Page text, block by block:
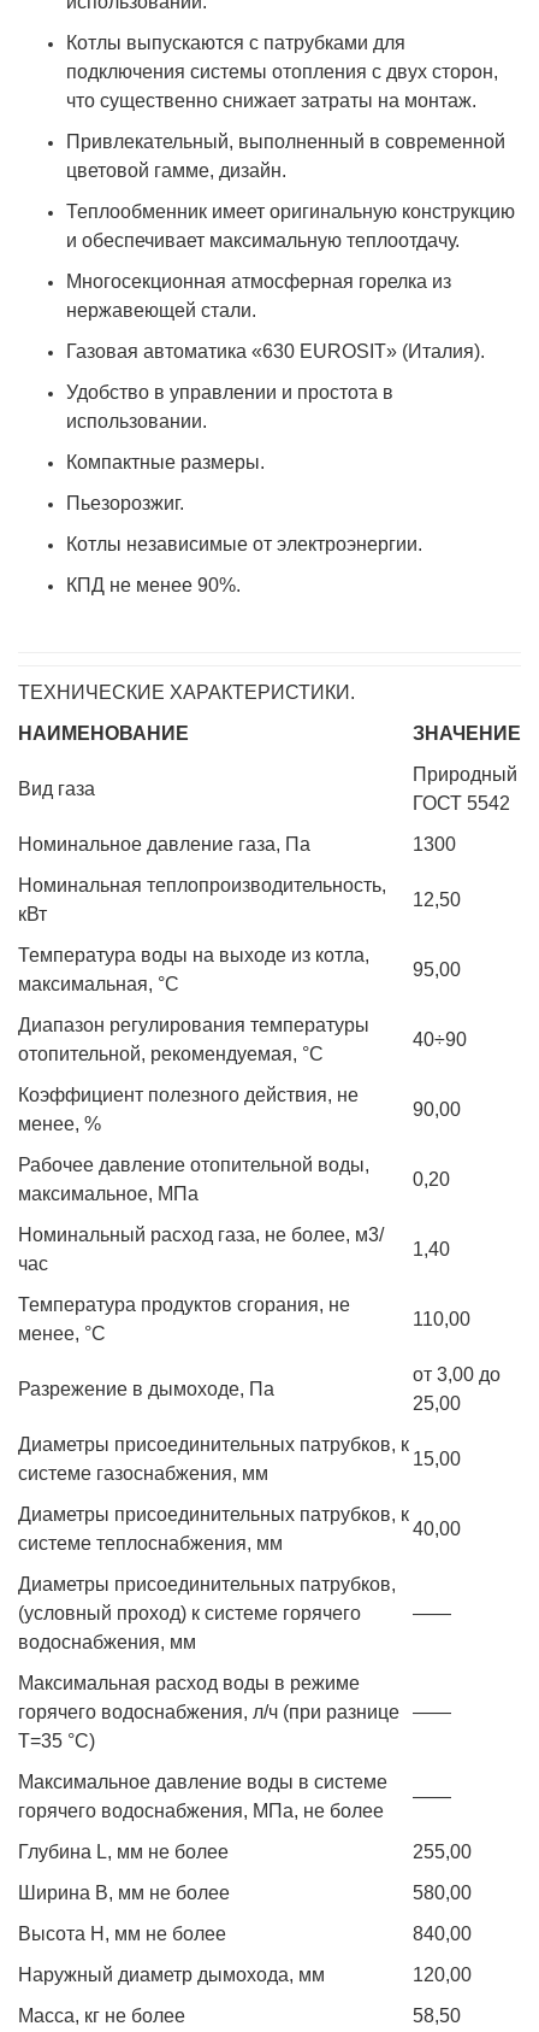
Котлы выпускаются с патрубками для
подключения системы отопления с двух сторон,
что существенно снижает затраты на монтаж.
Привлекательный, выполненный в современной
цветовой гамме, дизайн.
Теплообменник имеет оригинальную конструкцию
и обеспечивает максимальную теплоотдачу.
Многосекционная атмосферная горелка из
нержавеющей стали.
Газовая автоматика «630 EUROSIT» (Италия).
Удобство в управлении и простота в
использовании.
Компактные размеры.
Пьезорозжиг.
Котлы независимые от электроэнергии.
КПД не менее 90%.
ТЕХНИЧЕСКИЕ ХАРАКТЕРИСТИКИ.
НАИМЕНОВАНИЕ
ЗНАЧЕНИЕ
Вид газа
Природный
ГОСТ 5542
Номинальное давление газа, Па
1300
Номинальная теплопроизводительность,
кВт
12,50
Температура воды на выходе из котла,
максимальная, °C
95,00
Диапазон регулирования температуры
отопительной, рекомендуемая, °C
40÷90
Коэффициент полезного действия, не
менее, %
90,00
Рабочее давление отопительной воды,
максимальное, МПа
0,20
Номинальный расход газа, не более, м3/
час
1,40
Температура продуктов сгорания, не
менее, °С
110,00
Разрежение в дымоходе, Па
от 3,00 до
25,00
Диаметры присоединительных патрубков, к
системе газоснабжения, мм
15,00
Диаметры присоединительных патрубков, к
системе теплоснабжения, мм
40,00
Диаметры присоединительных патрубков,
(условный проход) к системе горячего
водоснабжения, мм
——
Максимальная расход воды в режиме
горячего водоснабжения, л/ч (при разнице
Т=35 °С)
——
Максимальное давление воды в системе
горячего водоснабжения, МПа, не более
——
Глубина L, мм не более
255,00
Ширина B, мм не более
580,00
Высота H, мм не более
840,00
Наружный диаметр дымохода, мм
120,00
Масса, кг не более
58,50